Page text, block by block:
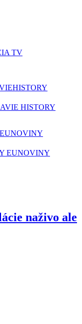
TV
HISTORY
HISTORY
EUNOVINY
EUNOVINY
naživo ale